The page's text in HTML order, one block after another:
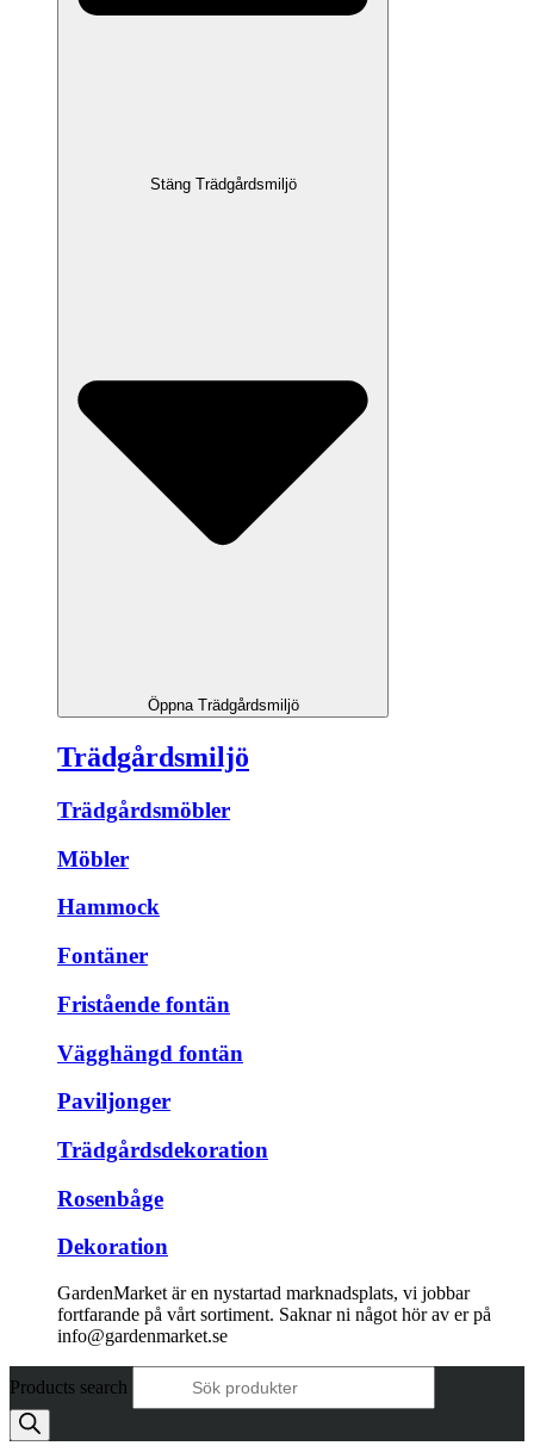
Stäng Trädgårdsmiljö
Öppna Trädgårdsmiljö
Trädgårdsmiljö
Trädgårdsmöbler
Möbler
Hammock
Fontäner
Fristående fontän
Vägghängd fontän
Paviljonger
Trädgårdsdekoration
Rosenbåge
Dekoration
GardenMarket är en nystartad marknadsplats, vi jobbar
fortfarande på vårt sortiment. Saknar ni något hör av er på
info@gardenmarket.se
Products search